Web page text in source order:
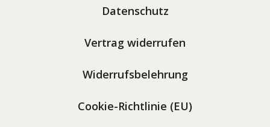
Datenschutz
Vertrag widerrufen
Widerrufsbelehrung
Cookie-Richtlinie (EU)